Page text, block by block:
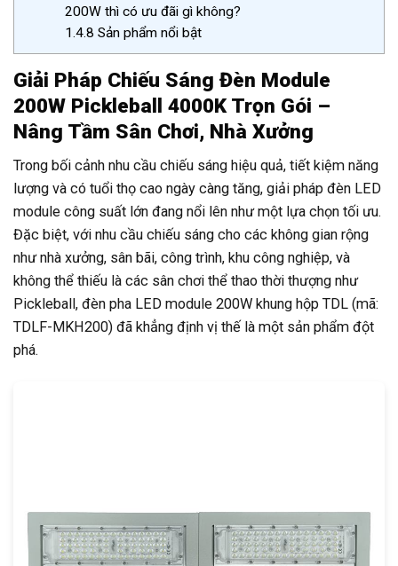
200W thì có ưu đãi gì không?
1.4.8 Sản phẩm nổi bật
Giải Pháp Chiếu Sáng Đèn Module
200W Pickleball 4000K Trọn Gói –
Nâng Tầm Sân Chơi, Nhà Xưởng
Trong bối cảnh nhu cầu chiếu sáng hiệu quả, tiết kiệm năng
lượng và có tuổi thọ cao ngày càng tăng, giải pháp đèn LED
module công suất lớn đang nổi lên như một lựa chọn tối ưu.
Đặc biệt, với nhu cầu chiếu sáng cho các không gian rộng
như nhà xưởng, sân bãi, công trình, khu công nghiệp, và
không thể thiếu là các sân chơi thể thao thời thượng như
Pickleball, đèn pha LED module 200W khung hộp TDL (mã:
TDLF-MKH200) đã khẳng định vị thế là một sản phẩm đột
phá.